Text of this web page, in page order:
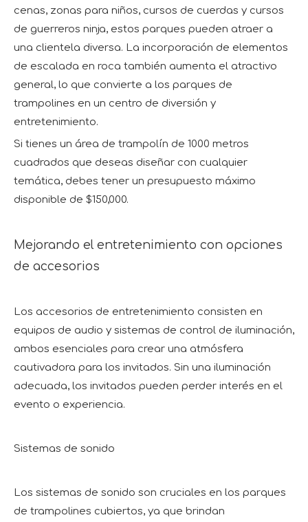
cenas, zonas para niños, cursos de cuerdas y cursos
de guerreros ninja, estos parques pueden atraer a
una clientela diversa. La incorporación de elementos
de escalada en roca también aumenta el atractivo
general, lo que convierte a los parques de
trampolines en un centro de diversión y
entretenimiento.
Si tienes un área de trampolín de 1000 metros
cuadrados que deseas diseñar con cualquier
temática, debes tener un presupuesto máximo
disponible de $150,000.
Mejorando el entretenimiento con opciones
de accesorios
Los accesorios de entretenimiento consisten en
equipos de audio y sistemas de control de iluminación,
ambos esenciales para crear una atmósfera
cautivadora para los invitados. Sin una iluminación
adecuada, los invitados pueden perder interés en el
evento o experiencia.
Sistemas de sonido
Los sistemas de sonido son cruciales en los parques
de trampolines cubiertos, ya que brindan